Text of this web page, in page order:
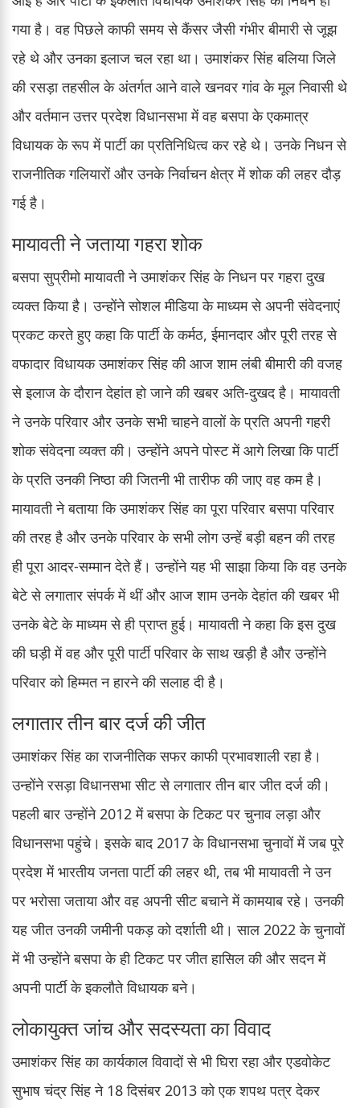
गया है। वह पिछले काफी समय से कैंसर जैसी गंभीर बीमारी से जूझ
रहे थे और उनका इलाज चल रहा था। उमाशंकर सिंह बलिया जिले
की रसड़ा तहसील के अंतर्गत आने वाले खनवर गांव के मूल निवासी थे
और वर्तमान उत्तर प्रदेश विधानसभा में वह बसपा के एकमात्र
विधायक के रूप में पार्टी का प्रतिनिधित्व कर रहे थे। उनके निधन से
राजनीतिक गलियारों और उनके निर्वाचन क्षेत्र में शोक की लहर दौड़
गई है।
मायावती ने जताया गहरा शोक
बसपा सुप्रीमो मायावती ने उमाशंकर सिंह के निधन पर गहरा दुख
व्यक्त किया है। उन्होंने सोशल मीडिया के माध्यम से अपनी संवेदनाएं
प्रकट करते हुए कहा कि पार्टी के कर्मठ, ईमानदार और पूरी तरह से
वफादार विधायक उमाशंकर सिंह की आज शाम लंबी बीमारी की वजह
से इलाज के दौरान देहांत हो जाने की खबर अति-दुखद है। मायावती
ने उनके परिवार और उनके सभी चाहने वालों के प्रति अपनी गहरी
शोक संवेदना व्यक्त की। उन्होंने अपने पोस्ट में आगे लिखा कि पार्टी
के प्रति उनकी निष्ठा की जितनी भी तारीफ की जाए वह कम है।
मायावती ने बताया कि उमाशंकर सिंह का पूरा परिवार बसपा परिवार
की तरह है और उनके परिवार के सभी लोग उन्हें बड़ी बहन की तरह
ही पूरा आदर-सम्मान देते हैं। उन्होंने यह भी साझा किया कि वह उनके
बेटे से लगातार संपर्क में थीं और आज शाम उनके देहांत की खबर भी
उनके बेटे के माध्यम से ही प्राप्त हुई। मायावती ने कहा कि इस दुख
की घड़ी में वह और पूरी पार्टी परिवार के साथ खड़ी है और उन्होंने
परिवार को हिम्मत न हारने की सलाह दी है।
लगातार तीन बार दर्ज की जीत
उमाशंकर सिंह का राजनीतिक सफर काफी प्रभावशाली रहा है।
उन्होंने रसड़ा विधानसभा सीट से लगातार तीन बार जीत दर्ज की।
पहली बार उन्होंने 2012 में बसपा के टिकट पर चुनाव लड़ा और
विधानसभा पहुंचे। इसके बाद 2017 के विधानसभा चुनावों में जब पूरे
प्रदेश में भारतीय जनता पार्टी की लहर थी, तब भी मायावती ने उन
पर भरोसा जताया और वह अपनी सीट बचाने में कामयाब रहे। उनकी
यह जीत उनकी जमीनी पकड़ को दर्शाती थी। साल 2022 के चुनावों
में भी उन्होंने बसपा के ही टिकट पर जीत हासिल की और सदन में
अपनी पार्टी के इकलौते विधायक बने।
लोकायुक्त जांच और सदस्यता का विवाद
उमाशंकर सिंह का कार्यकाल विवादों से भी घिरा रहा और एडवोकेट
सुभाष चंद्र सिंह ने 18 दिसंबर 2013 को एक शपथ पत्र देकर